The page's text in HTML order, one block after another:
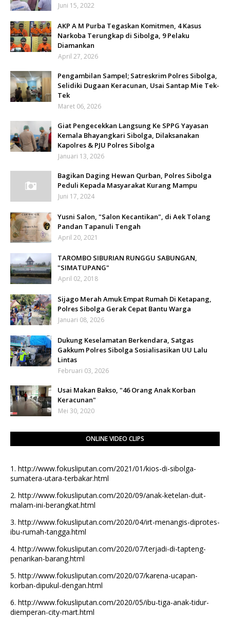
Juni 15, 2022
AKP A M Purba Tegaskan Komitmen, 4 Kasus
Narkoba Terungkap di Sibolga, 9 Pelaku
Diamankan
April 27, 2026
Pengambilan Sampel; Satreskrim Polres Sibolga,
Selidiki Dugaan Keracunan, Usai Santap Mie Tek-
Tek
Maret 06, 2026
Giat Pengecekkan Langsung Ke SPPG Yayasan
Kemala Bhayangkari Sibolga, Dilaksanakan
Kapolres & PJU Polres Sibolga
Januari 13, 2026
Bagikan Daging Hewan Qurban, Polres Sibolga
Peduli Kepada Masyarakat Kurang Mampu
Juni 17, 2024
Yusni Salon, "Salon Kecantikan", di Aek Tolang
Pandan Tapanuli Tengah
April 20, 2021
TAROMBO SIBURIAN RUNGGU SABUNGAN,
"SIMATUPANG"
April 02, 2018
Sijago Merah Amuk Empat Rumah Di Ketapang,
Polres Sibolga Gerak Cepat Bantu Warga
Januari 08, 2026
Dukung Keselamatan Berkendara, Satgas
Gakkum Polres Sibolga Sosialisasikan UU Lalu
Lintas
Februari 03, 2026
Usai Makan Bakso, "46 Orang Anak Korban
Keracunan"
Mei 30, 2020
ONLINE VIDEO CLIPS
1. http://www.fokusliputan.com/2021/01/kios-di-sibolga-
sumatera-utara-terbakar.html
2. http://www.fokusliputan.com/2020/09/anak-ketelan-duit-
malam-ini-berangkat.html
3. http://www.fokusliputan.com/2020/04/irt-menangis-diprotes-
ibu-rumah-tangga.html
4. http://www.fokusliputan.com/2020/07/terjadi-di-tapteng-
penarikan-barang.html
5. http://www.fokusliputan.com/2020/07/karena-ucapan-
korban-dipukul-dengan.html
6. http://www.fokusliputan.com/2020/05/ibu-tiga-anak-tidur-
diemperan-city-mart.html